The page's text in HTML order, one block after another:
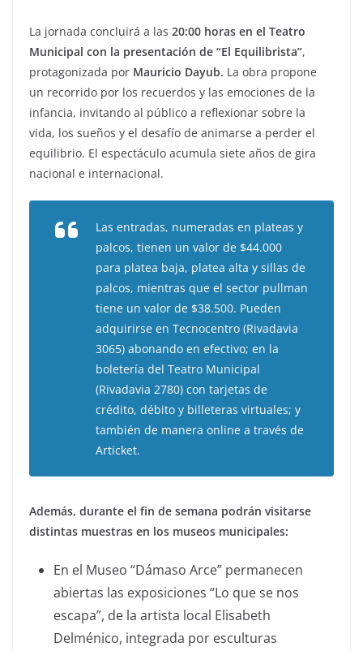
La jornada concluirá a las 20:00 horas en el Teatro
Municipal con la presentación de “El Equilibrista”,
protagonizada por Mauricio Dayub. La obra propone
un recorrido por los recuerdos y las emociones de la
infancia, invitando al público a reflexionar sobre la
vida, los sueños y el desafío de animarse a perder el
equilibrio. El espectáculo acumula siete años de gira
nacional e internacional.
Las entradas, numeradas en plateas y
palcos, tienen un valor de $44.000
para platea baja, platea alta y sillas de
palcos, mientras que el sector pullman
tiene un valor de $38.500. Pueden
adquirirse en Tecnocentro (Rivadavia
3065) abonando en efectivo; en la
boletería del Teatro Municipal
(Rivadavia 2780) con tarjetas de
crédito, débito y billeteras virtuales; y
también de manera online a través de
Articket.
Además, durante el fin de semana podrán visitarse
distintas muestras en los museos municipales:
En el Museo “Dámaso Arce” permanecen
abiertas las exposiciones “Lo que se nos
escapa”, de la artista local Elisabeth
Delménico, integrada por esculturas